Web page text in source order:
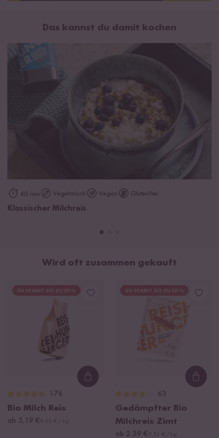
Das kannst du damit kochen
40 min Vegetarisch Vegan Glutenfrei
Klassischer Milchreis
Wird oft zusammen gekauft
DU SPARST BIS ZU 20 %
Loading...
176
Bio Milch Reis
ab 5,19 €
DU SPARST BIS ZU 20 %
63
Gedämpfter Bio
Milchreis Zimt
ab 2,39 €